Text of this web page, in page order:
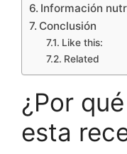
Información
Conclusión
Like this:
Related
¿Por
esta